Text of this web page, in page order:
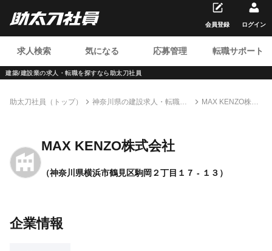
建築/建設業の求人・転職を探すなら助太刀社員
求人検索 気になる 応募管理 転職サポート
会員登録 ログイン
助太刀社員（トップ）
神奈川県の建設求人・転職情
MAX KENZO株式
MAX KENZO株式会社
（神奈川県横浜市鶴見区駒岡２丁目１７ - １３）
企業情報